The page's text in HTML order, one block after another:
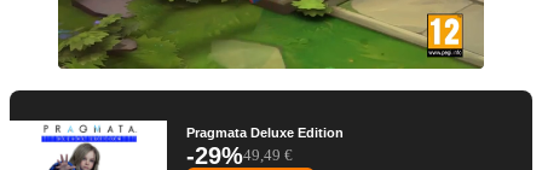
Pragmata Deluxe Edition
-29%49,49 €